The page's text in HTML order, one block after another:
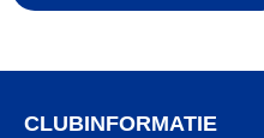
CLUBINFORMATIE